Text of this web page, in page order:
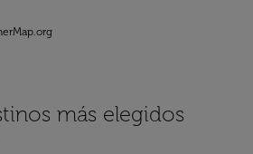
más elegidos